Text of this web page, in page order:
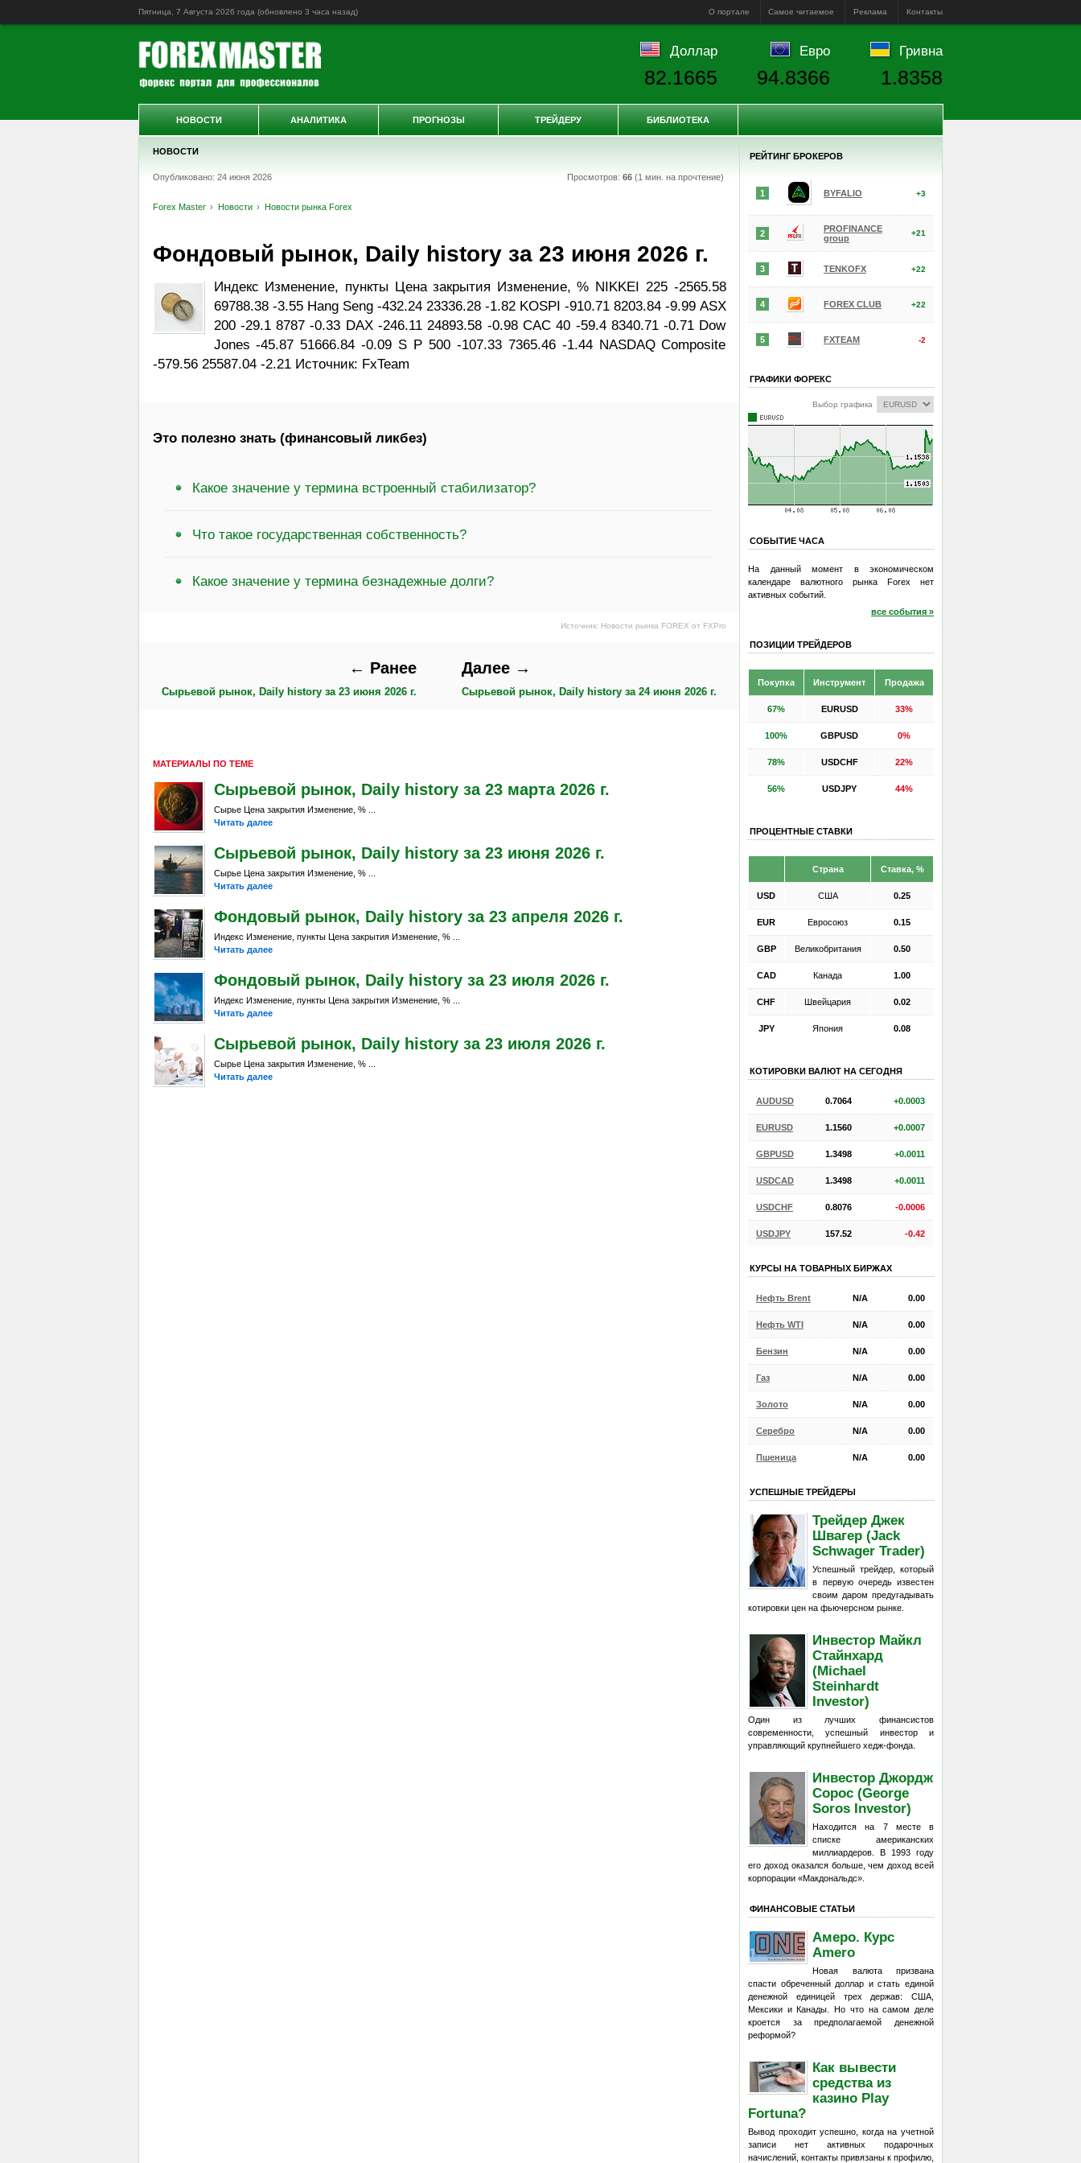
Пятница, 7 Августа 2026 года (обновлено 3 часа назад) О портале Самое читаемое Реклама Контакты
НОВОСТИ
Опубликовано: 24 июня 2026 Просмотров: 66(1 мин. на прочтение)
Forex Master Новости Новости рынка Forex
Фондовый рынок, Daily history за 23 июня 2026 г.
Индекс Изменение, пункты Цена закрытия Изменение, % NIKKEI 225 -2565.58
69788.38 -3.55 Hang Seng -432.24 23336.28 -1.82 KOSPI -910.71 8203.84 -9.99 ASX
200 -29.1 8787 -0.33 DAX -246.11 24893.58 -0.98 CAC 40 -59.4 8340.71 -0.71 Dow
Jones -45.87 51666.84 -0.09 S P 500 -107.33 7365.46 -1.44 NASDAQ Composite
-579.56 25587.04 -2.21 Источник: FxTeam
Это полезно знать (финансовый ликбез)
Какое значение у термина встроенный стабилизатор?
Что такое государственная собственность?
Какое значение у термина безнадежные долги?
Источник: Новости рынка FOREX от FXPro
← Ранее
Сырьевой рынок, Daily history за 23 июня 2026 г.
Далее →
Сырьевой рынок, Daily history за 24 июня 2026 г.
МАТЕРИАЛЫ ПО ТЕМЕ
Сырьевой рынок, Daily history за 23 марта 2026 г.
Сырье Цена закрытия Изменение, % ...
Читать далее
Сырьевой рынок, Daily history за 23 июня 2026 г.
Сырье Цена закрытия Изменение, % ...
Читать далее
Фондовый рынок, Daily history за 23 апреля 2026 г.
Индекс Изменение, пункты Цена закрытия Изменение, % ...
Читать далее
Фондовый рынок, Daily history за 23 июля 2026 г.
Индекс Изменение, пункты Цена закрытия Изменение, % ...
Читать далее
Сырьевой рынок, Daily history за 23 июля 2026 г.
Сырье Цена закрытия Изменение, % ...
Читать далее
РЕЙТИНГ БРОКЕРОВ
1 BYFALIO +3
2
PROFINANCE
group
+21
3 TENKOFX +22
4 FOREX CLUB +22
5 FXTEAM -2
ГРАФИКИ ФОРЕКС
Выбор графика
СОБЫТИЕ ЧАСА
На данный момент в экономическом
календаре валютного рынка Forex нет
активных событий.
все события »
ПОЗИЦИИ ТРЕЙДЕРОВ
Покупка Инструмент Продажа
67% EURUSD 33%
100% GBPUSD 0%
78% USDCHF 22%
56% USDJPY 44%
ПРОЦЕНТНЫЕ СТАВКИ
Страна Ставка, %
USD США 0.25
EUR Евросоюз 0.15
GBP Великобритания 0.50
CAD Канада 1.00
CHF Швейцария 0.02
JPY Япония 0.08
КОТИРОВКИ ВАЛЮТ НА СЕГОДНЯ
AUDUSD 0.7064 +0.0003
EURUSD 1.1560 +0.0007
GBPUSD 1.3498 +0.0011
USDCAD 1.3498 +0.0011
USDCHF 0.8076 -0.0006
USDJPY 157.52 -0.42
КУРСЫ НА ТОВАРНЫХ БИРЖАХ
Нефть Brent N/A 0.00
Нефть WTI N/A 0.00
Бензин N/A 0.00
Газ N/A 0.00
Золото N/A 0.00
Серебро N/A 0.00
Пшеница N/A 0.00
УСПЕШНЫЕ ТРЕЙДЕРЫ
Трейдер Джек
Швагер (Jack
Schwager Trader)
Успешный трейдер, который
в первую очередь известен
своим даром предугадывать
котировки цен на фьючерсном рынке.
Инвестор Майкл
Стайнхард
(Michael
Steinhardt
Investor)
Один из лучших финансистов
современности, успешный инвестор и
управляющий крупнейшего хедж-фонда.
Инвестор Джордж
Сорос (George
Soros Investor)
Находится на 7 месте в
списке американских
миллиардеров. В 1993 году
его доход оказался больше, чем доход всей
корпорации «Макдональдс».
ФИНАНСОВЫЕ СТАТЬИ
Амеро. Курс
Amero
Новая валюта призвана
спасти обреченный доллар и стать единой
денежной единицей трех держав: США,
Мексики и Канады. Но что на самом деле
кроется за предполагаемой денежной
реформой?
Как вывести
средства из
казино Play
Fortuna?
Вывод проходит успешно, когда на учетной
записи нет активных подарочных
начислений, контакты привязаны к профилю,
Доллар
82.1665
Евро
94.8366
Гривна
1.8358
НОВОСТИ АНАЛИТИКА ПРОГНОЗЫ ТРЕЙДЕРУ БИБЛИОТЕКА